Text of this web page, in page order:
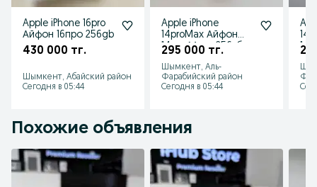
Apple iPhone 16pro
Айфон 16про 256gb
430 000 тг.
Шымкент, Абайский район
Сегодня в 05:44
Apple iPhone
14proMax Айфон
14проМакс 256гб
295 000 тг.
Шымкент, Аль-
Фарабийский район
Сегодня в 05:44
Похожие объявления